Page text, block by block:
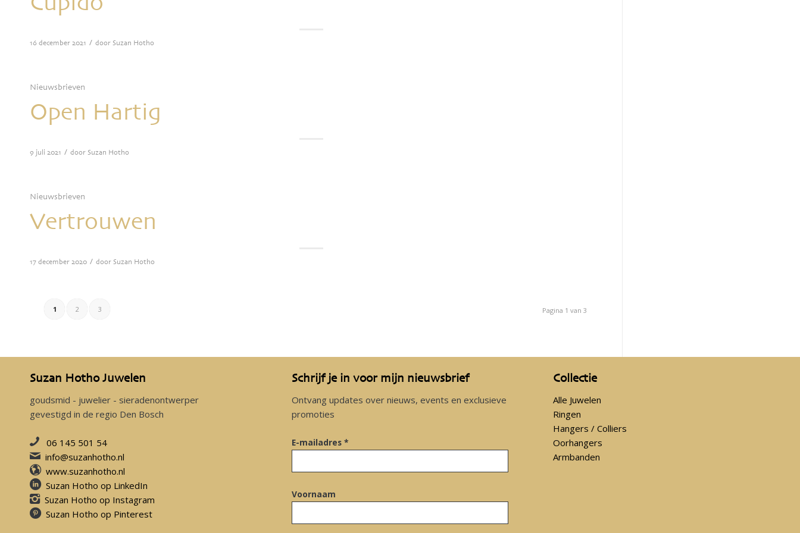
16 december 2021 / doorSuzan Hotho
Nieuwsbrieven
Open Hartig
9 juli 2021 / doorSuzan Hotho
Nieuwsbrieven
Vertrouwen
17 december 2020 / doorSuzan Hotho
Pagina 1 van 3
1 2 3
Suzan Hotho Juwelen
goudsmid - juwelier - sieradenontwerper
gevestigd in de regio Den Bosch
06 145 501 54
info@suzanhotho.nl
www.suzanhotho.nl
Suzan Hotho op LinkedIn
Suzan Hotho op Instagram
Suzan Hotho op Pinterest
Schrijf je in voor mijn nieuwsbrief
Ontvang updates over nieuws, events en exclusieve
promoties
E-mailadres *
Voornaam
Collectie
Alle Juwelen
Ringen
Hangers / Colliers
Oorhangers
Armbanden